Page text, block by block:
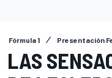
Fórmula 1 Presentación
LAS